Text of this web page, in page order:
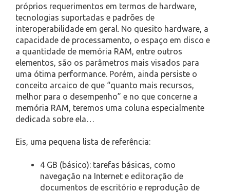
próprios requerimentos em termos de hardware,
tecnologias suportadas e padrões de
interoperabilidade em geral. No quesito hardware, a
capacidade de processamento, o espaço em disco e
a quantidade de memória RAM, entre outros
elementos, são os parâmetros mais visados para
uma ótima performance. Porém, ainda persiste o
conceito arcaico de que “quanto mais recursos,
melhor para o desempenho” e no que concerne a
memória RAM, teremos uma coluna especialmente
dedicada sobre ela…
Eis, uma pequena lista de referência:
4 GB (básico): tarefas básicas, como
navegação na Internet e editoração de
documentos de escritório e reprodução de